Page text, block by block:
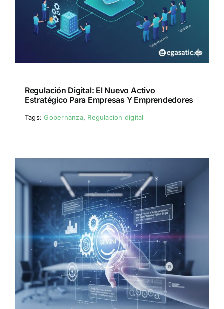
Regulación Digital: El Nuevo Activo
Estratégico Para Empresas Y Emprendedores
Tags:Gobernanza, Regulacion digital